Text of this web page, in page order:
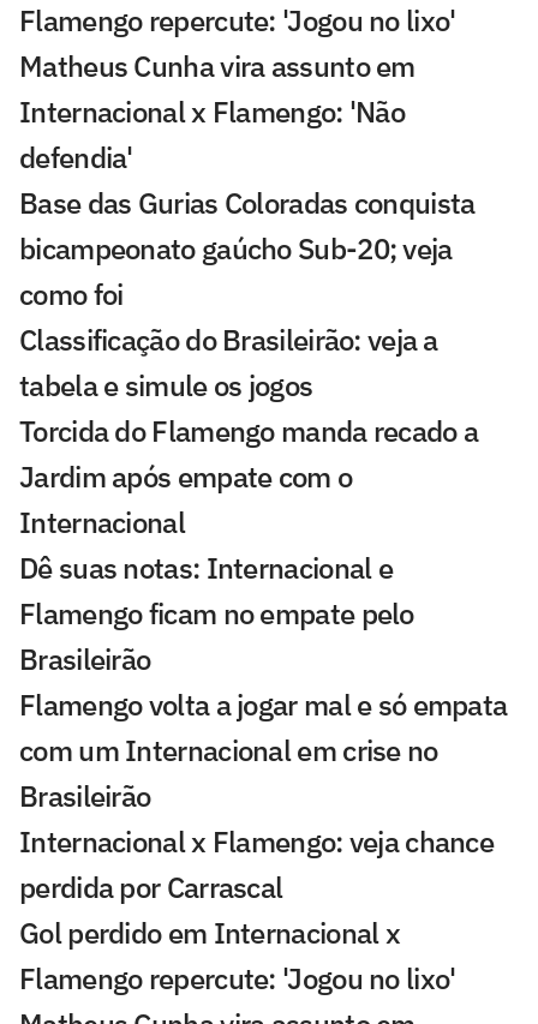
Flamengo repercute: 'Jogou no lixo'
Matheus Cunha vira assunto em
Internacional x Flamengo: 'Não
defendia'
Base das Gurias Coloradas conquista
bicampeonato gaúcho Sub-20; veja
como foi
Classificação do Brasileirão: veja a
tabela e simule os jogos
Torcida do Flamengo manda recado a
Jardim após empate com o
Internacional
Dê suas notas: Internacional e
Flamengo ficam no empate pelo
Brasileirão
Flamengo volta a jogar mal e só empata
com um Internacional em crise no
Brasileirão
Internacional x Flamengo: veja chance
perdida por Carrascal
Gol perdido em Internacional x
Flamengo repercute: 'Jogou no lixo'